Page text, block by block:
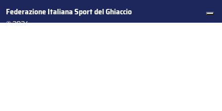
Federazione Italiana Sport del Ghiaccio
© 2024